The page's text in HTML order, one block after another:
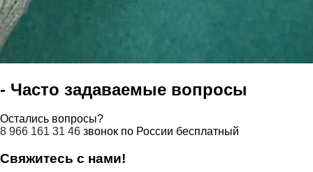
- Часто задаваемые вопросы
Остались вопросы?
8 966 161 31 46 звонок по России бесплатный
Свяжитесь с нами!